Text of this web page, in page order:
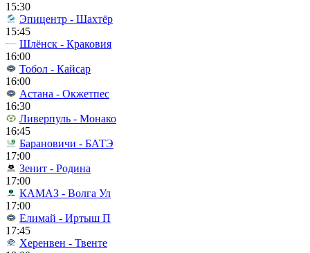
15:30
Эпицентр - Шахтёр
15:45
Шлёнск - Краковия
16:00
Тобол - Кайсар
16:00
Астана - Окжетпес
16:30
Ливерпуль - Монако
16:45
Барановичи - БАТЭ
17:00
Зенит - Родина
17:00
КАМАЗ - Волга Ул
17:00
Елимай - Иртыш П
17:45
Херенвен - Твенте